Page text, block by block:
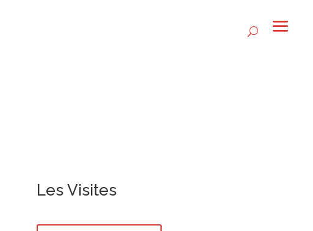
Les Visites